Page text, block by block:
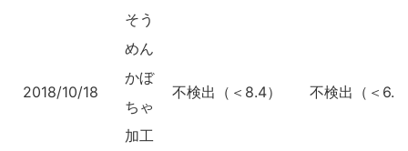
2018/10/18
そう
めん
かぼ
ちゃ
加工
不検出（＜8.4） 不検出（＜6.2